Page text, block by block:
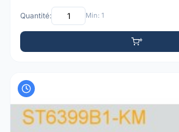
Quantité: Min: 1